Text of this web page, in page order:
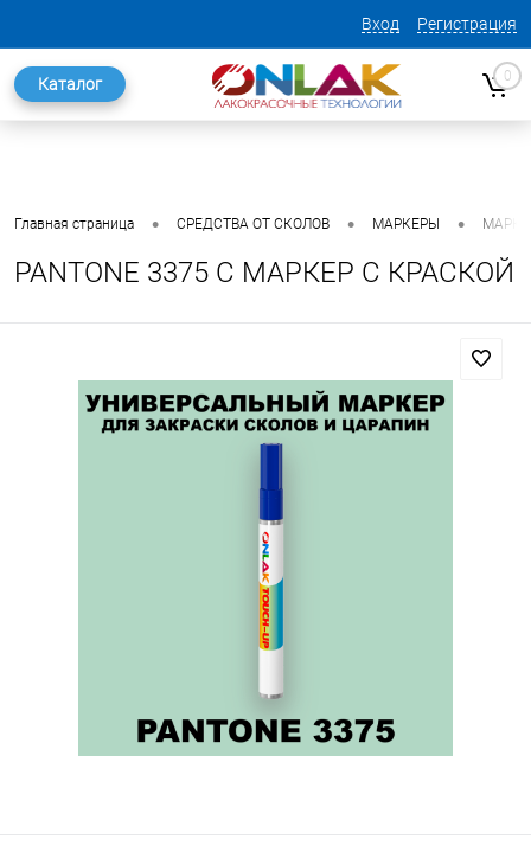
Вход Регистрация
Каталог 0
Главная страница • СРЕДСТВА ОТ СКОЛОВ • МАРКЕРЫ •
PANTONE 3375 C МАРКЕР С КРАСКОЙ